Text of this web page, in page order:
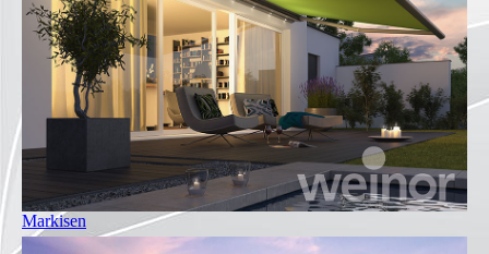
Markisen